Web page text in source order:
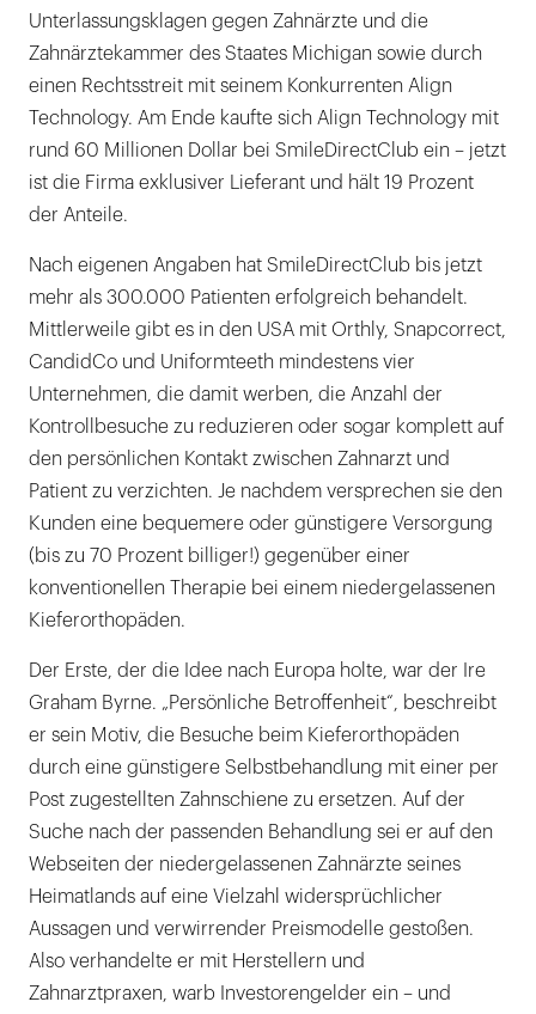
Bei Komplikationen als Körperverletzung
strafbar
Graubereich
„Zahnbegradigung macht glücklich“
zwingend
BDK: Potenziell gefährlich und rechtswidrig
SmileDirectClub droht Marktführer Invisalign
Unterlassungsklagen gegen Zahnärzte und die
Zahnärztekammer des Staates Michigan sowie durch
einen Rechtsstreit mit seinem Konkurrenten Align
Technology. Am Ende kaufte sich Align Technology mit
rund 60 Millionen Dollar bei SmileDirectClub ein – jetzt
ist die Firma exklusiver Lieferant und hält 19 Prozent
der Anteile.
Nach eigenen Angaben hat SmileDirectClub bis jetzt
mehr als 300.000 Patienten erfolgreich behandelt.
Mittlerweile gibt es in den USA mit Orthly, Snapcorrect,
CandidCo und Uniformteeth mindestens vier
Unternehmen, die damit werben, die Anzahl der
Kontrollbesuche zu reduzieren oder sogar komplett auf
den persönlichen Kontakt zwischen Zahnarzt und
Patient zu verzichten. Je nachdem versprechen sie den
Kunden eine bequemere oder günstigere Versorgung
(bis zu 70 Prozent billiger!) gegenüber einer
konventionellen Therapie bei einem niedergelassenen
Kieferorthopäden.
Der Erste, der die Idee nach Europa holte, war der Ire
Graham Byrne. „Persönliche Betroffenheit“, beschreibt
er sein Motiv, die Besuche beim Kieferorthopäden
durch eine günstigere Selbstbehandlung mit einer per
Post zugestellten Zahnschiene zu ersetzen. Auf der
Suche nach der passenden Behandlung sei er auf den
Webseiten der niedergelassenen Zahnärzte seines
Heimatlands auf eine Vielzahl widersprüchlicher
Aussagen und verwirrender Preismodelle gestoßen.
Also verhandelte er mit Herstellern und
Zahnarztpraxen, warb Investorengelder ein – und